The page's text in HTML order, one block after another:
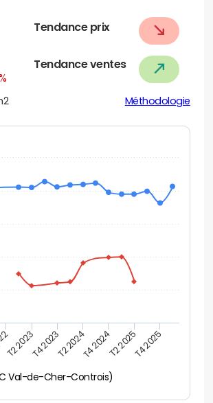
Tendance prix
Tendance ventes
Méthodologie
Val-de-Cher-Controis)
T2 2023T4 2023T2 2024T4 2024T2 2025T4 2025